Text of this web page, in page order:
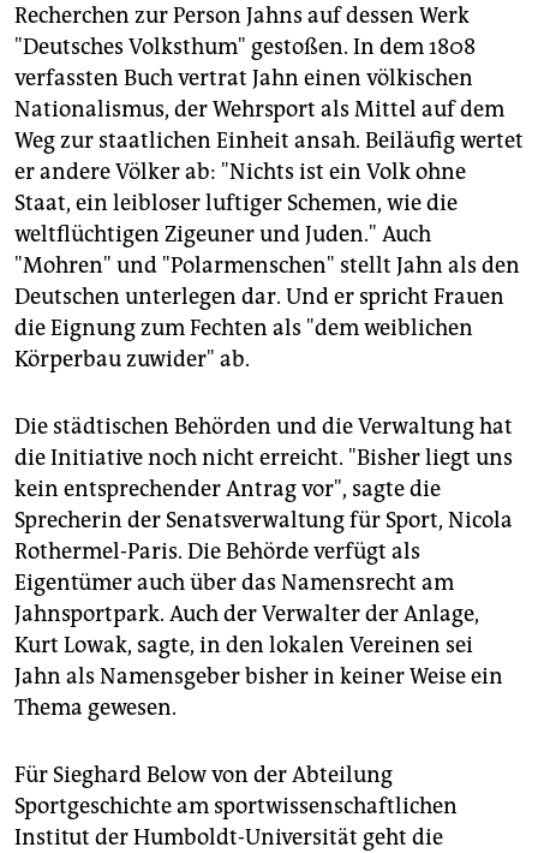
Recherchen zur Person Jahns auf dessen Werk
"Deutsches Volksthum" gestoßen. In dem 1808
verfassten Buch vertrat Jahn einen völkischen
Nationalismus, der Wehrsport als Mittel auf dem
Weg zur staatlichen Einheit ansah. Beiläufig wertet
er andere Völker ab: "Nichts ist ein Volk ohne
Staat, ein leibloser luftiger Schemen, wie die
weltflüchtigen Zigeuner und Juden." Auch
"Mohren" und "Polarmenschen" stellt Jahn als den
Deutschen unterlegen dar. Und er spricht Frauen
die Eignung zum Fechten als "dem weiblichen
Körperbau zuwider" ab.
Die städtischen Behörden und die Verwaltung hat
die Initiative noch nicht erreicht. "Bisher liegt uns
kein entsprechender Antrag vor", sagte die
Sprecherin der Senatsverwaltung für Sport, Nicola
Rothermel-Paris. Die Behörde verfügt als
Eigentümer auch über das Namensrecht am
Jahnsportpark. Auch der Verwalter der Anlage,
Kurt Lowak, sagte, in den lokalen Vereinen sei
Jahn als Namensgeber bisher in keiner Weise ein
Thema gewesen.
Für Sieghard Below von der Abteilung
Sportgeschichte am sportwissenschaftlichen
Institut der Humboldt-Universität geht die